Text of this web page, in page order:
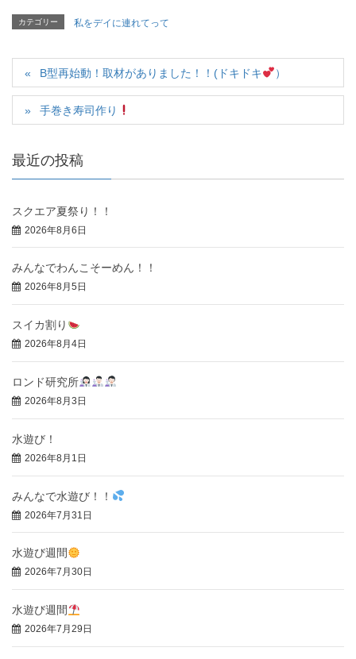
カテゴリー 私をデイに連れてって
B型再始動！取材がありました！！(ドキドキ ）
手巻き寿司作り
最近の投稿
スクエア夏祭り！！
2026年8月6日
みんなでわんこそーめん！！
2026年8月5日
スイカ割り
2026年8月4日
ロンド研究所
2026年8月3日
水遊び！
2026年8月1日
みんなで水遊び！！
2026年7月31日
水遊び週間
2026年7月30日
水遊び週間
2026年7月29日